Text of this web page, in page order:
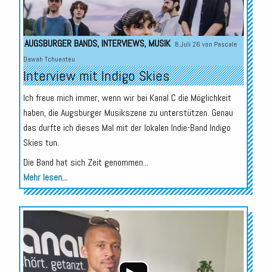
AUGSBURGER BANDS, INTERVIEWS, MUSIK 8.Juli 26 von Pascale
Dawah Tchuenteu
Interview mit Indigo Skies
Ich freue mich immer, wenn wir bei Kanal C die Möglichkeit
haben, die Augsburger Musikszene zu unterstützen. Genau
das durfte ich dieses Mal mit der lokalen Indie-Band Indigo
Skies tun.
Die Band hat sich Zeit genommen...
Mehr lesen...
Audio-
Player